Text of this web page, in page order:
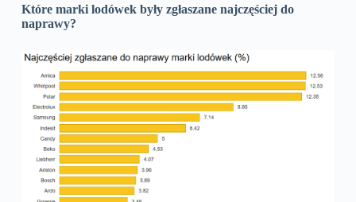
Które marki lodówek były zgłaszane najczęściej do
naprawy?